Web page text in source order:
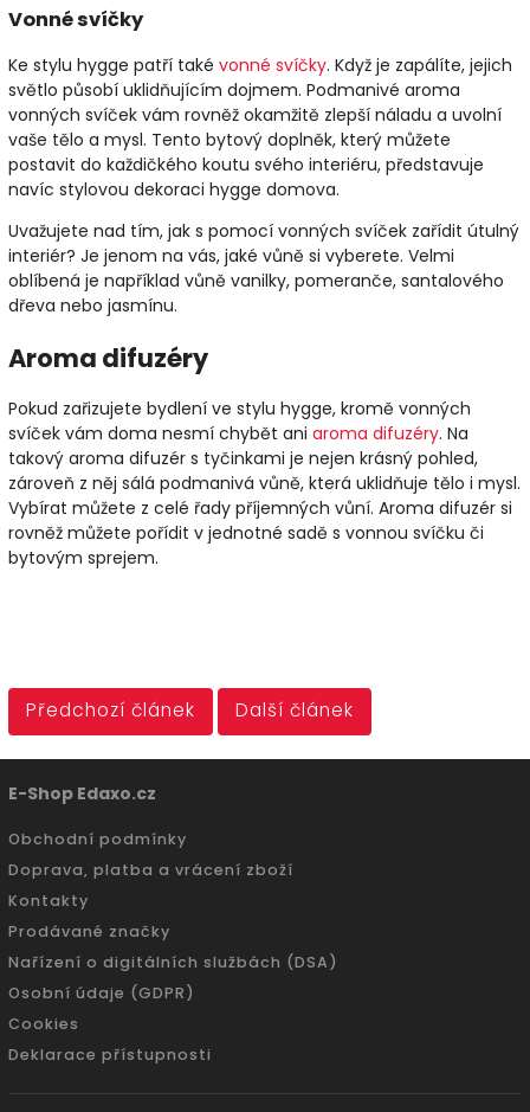
Vonné svíčky
Ke stylu hygge patří také vonné svíčky. Když je zapálíte, jejich
světlo působí uklidňujícím dojmem. Podmanivé aroma
vonných svíček vám rovněž okamžitě zlepší náladu a uvolní
vaše tělo a mysl. Tento bytový doplněk, který můžete
postavit do každičkého koutu svého interiéru, představuje
navíc stylovou dekoraci hygge domova.
Uvažujete nad tím, jak s pomocí vonných svíček zařídit útulný
interiér? Je jenom na vás, jaké vůně si vyberete. Velmi
oblíbená je například vůně vanilky, pomeranče, santalového
dřeva nebo jasmínu.
Aroma difuzéry
Pokud zařizujete bydlení ve stylu hygge, kromě vonných
svíček vám doma nesmí chybět ani aroma difuzéry. Na
takový aroma difuzér s tyčinkami je nejen krásný pohled,
zároveň z něj sálá podmanivá vůně, která uklidňuje tělo i mysl.
Vybírat můžete z celé řady příjemných vůní. Aroma difuzér si
rovněž můžete pořídit v jednotné sadě s vonnou svíčku či
bytovým sprejem.
Předchozí článek Další článek
E-Shop Edaxo.cz
Obchodní podmínky
Doprava, platba a vrácení zboží
Kontakty
Prodávané značky
Nařízení o digitálních službách (DSA)
Osobní údaje (GDPR)
Cookies
Deklarace přístupnosti